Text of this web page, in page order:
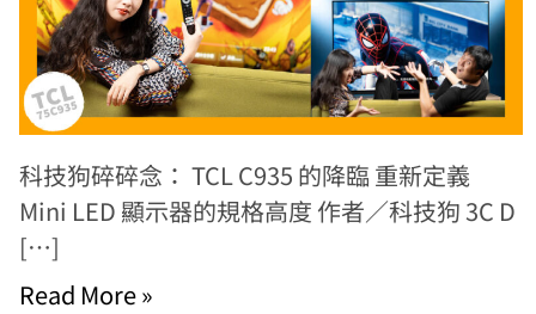
科技狗碎碎念： TCL C935 的降臨 重新定義
Mini LED 顯示器的規格高度 作者／科技狗 3C D
[…]
Read More »